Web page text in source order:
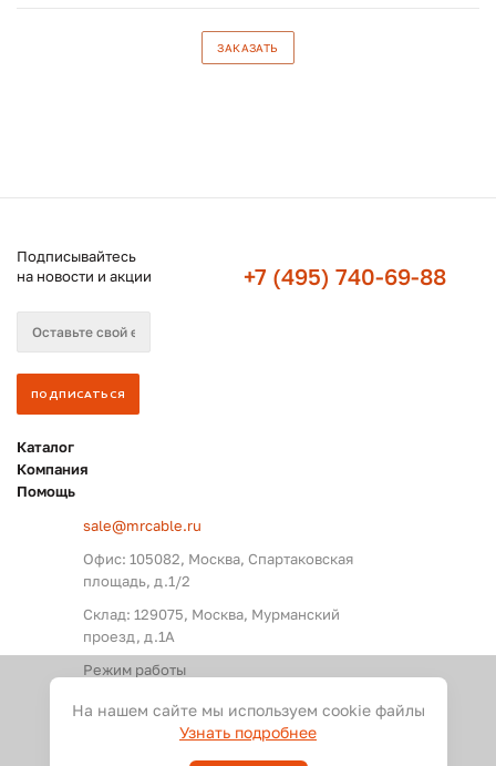
ЗАКАЗАТЬ
Подписывайтесь
на новости и акции
+7 (495) 740-69-88
Каталог
Компания
Помощь
sale@mrcable.ru
Офис: 105082, Москва, Спартаковская
площадь, д.1/2
Склад: 129075, Москва, Мурманский
проезд, д.1А
Режим работы
На нашем сайте мы используем cookie файлы
Узнать подробнее